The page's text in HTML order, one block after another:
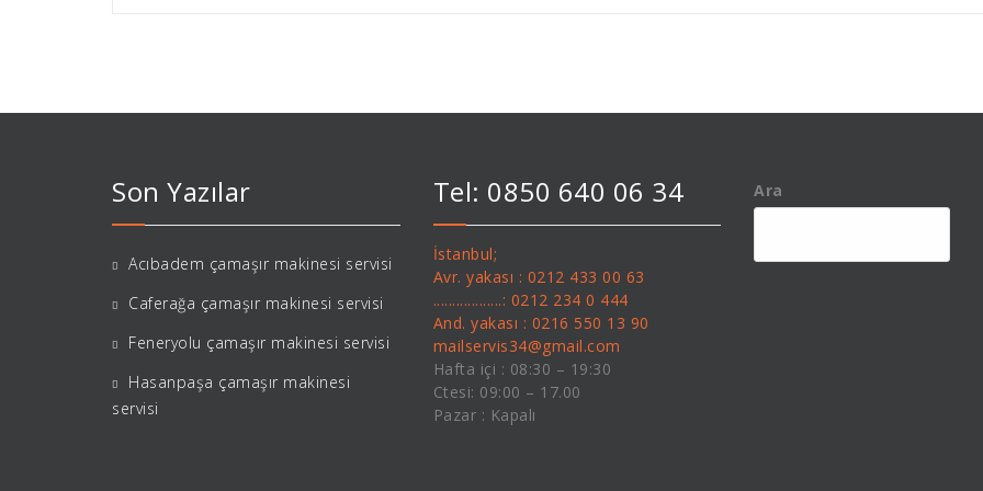
Son Yazılar
Acıbadem çamaşır makinesi servisi
Caferağa çamaşır makinesi servisi
Feneryolu çamaşır makinesi servisi
Hasanpaşa çamaşır makinesi
servisi
Tel: 0850 640 06 34
İstanbul;
Avr. yakası : 0212 433 00 63
..................: 0212 234 0 444
And. yakası : 0216 550 13 90
mailservis34@gmail.com
Hafta içi : 08:30 – 19:30
Ctesi: 09:00 – 17.00
Pazar : Kapalı
Ara